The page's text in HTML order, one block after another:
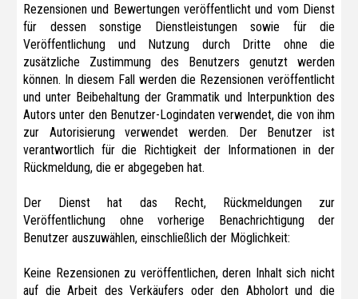
Rezensionen und Bewertungen veröffentlicht und vom Dienst
für dessen sonstige Dienstleistungen sowie für die
Veröffentlichung und Nutzung durch Dritte ohne die
zusätzliche Zustimmung des Benutzers genutzt werden
können. In diesem Fall werden die Rezensionen veröffentlicht
und unter Beibehaltung der Grammatik und Interpunktion des
Autors unter den Benutzer-Logindaten verwendet, die von ihm
zur Autorisierung verwendet werden. Der Benutzer ist
verantwortlich für die Richtigkeit der Informationen in der
Rückmeldung, die er abgegeben hat.
Der Dienst hat das Recht, Rückmeldungen zur
Veröffentlichung ohne vorherige Benachrichtigung der
Benutzer auszuwählen, einschließlich der Möglichkeit:
Keine Rezensionen zu veröffentlichen, deren Inhalt sich nicht
auf die Arbeit des Verkäufers oder den Abholort und die